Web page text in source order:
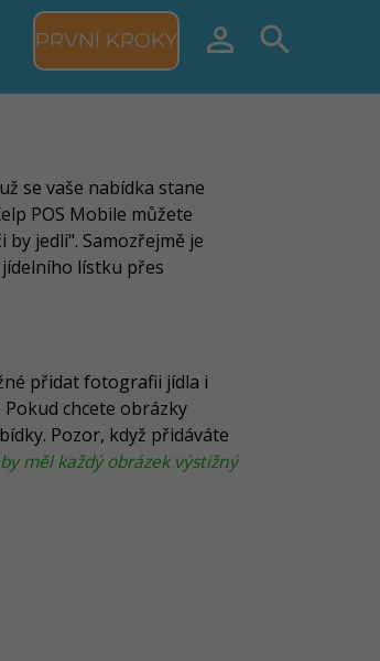
PRVNÍ KROKY  
se vaše nabídka stane
POS Mobile můžete
jedli". Samozřejmě je
lístku přes
přidat fotografii jídla i
chcete obrázky
Pozor, když přidáváte
měl každý obrázek výstižný